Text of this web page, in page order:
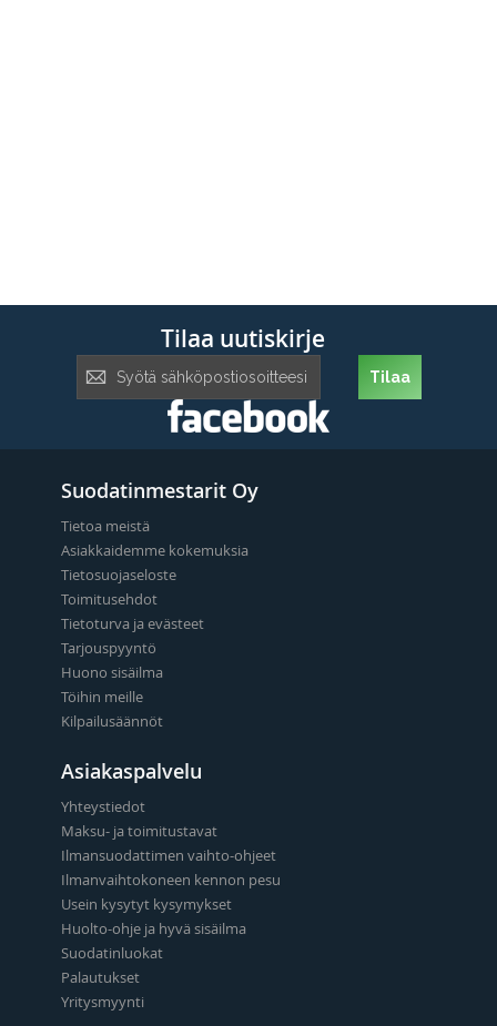
Tilaa uutiskirje
uutiskirje:
Tilaa
Suodatinmestarit Oy
Tietoa meistä
Asiakkaidemme kokemuksia
Tietosuojaseloste
Toimitusehdot
Tietoturva ja evästeet
Tarjouspyyntö
Huono sisäilma
Töihin meille
Kilpailusäännöt
Asiakaspalvelu
Yhteystiedot
Maksu- ja toimitustavat
Ilmansuodattimen vaihto-ohjeet
Ilmanvaihtokoneen kennon pesu
Usein kysytyt kysymykset
Huolto-ohje ja hyvä sisäilma
Suodatinluokat
Palautukset
Yritysmyynti